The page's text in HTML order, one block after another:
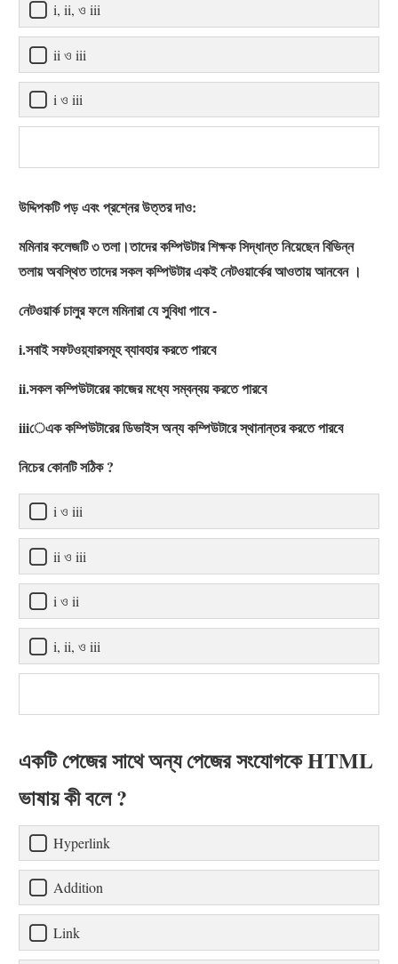
i, ii, ও iii
ii ও iii
i ও iii
উদ্দিপকটি পড় এবং প্রশ্নের উত্তর দাও:
মমিনার কলেজটি ৩ তলা।তাদের কম্পিউটার শিক্ষক সিদ্ধান্ত নিয়েছেন বিভিন্ন
তলায় অবস্থিত তাদের সকল কম্পিউটার একই নেটওয়ার্কের আওতায় আনবেন ।
নেটওয়ার্ক চালুর ফলে মমিনারা যে সুবিধা পাবে -
i.সবাই সফটওয়্যারসমূহ ব্যাবহার করতে পারবে
ii.সকল কম্পিউটারের কাজের মধ্যে সম্বন্বয় করতে পারবে
iiiেএক কম্পিউটারের ডিভাইস অন্য কম্পিউটারে স্থানান্তর করতে পারবে
নিচের কোনটি সঠিক ?
i ও iii
ii ও iii
i ও ii
i, ii, ও iii
একটি পেজের সাথে অন্য পেজের সংযোগকে HTML
ভাষায় কী বলে ?
Hyperlink
Addition
Link